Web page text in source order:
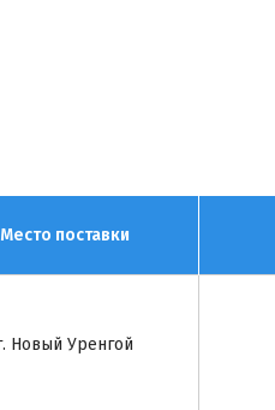
Место поставки
Новый Уренгой